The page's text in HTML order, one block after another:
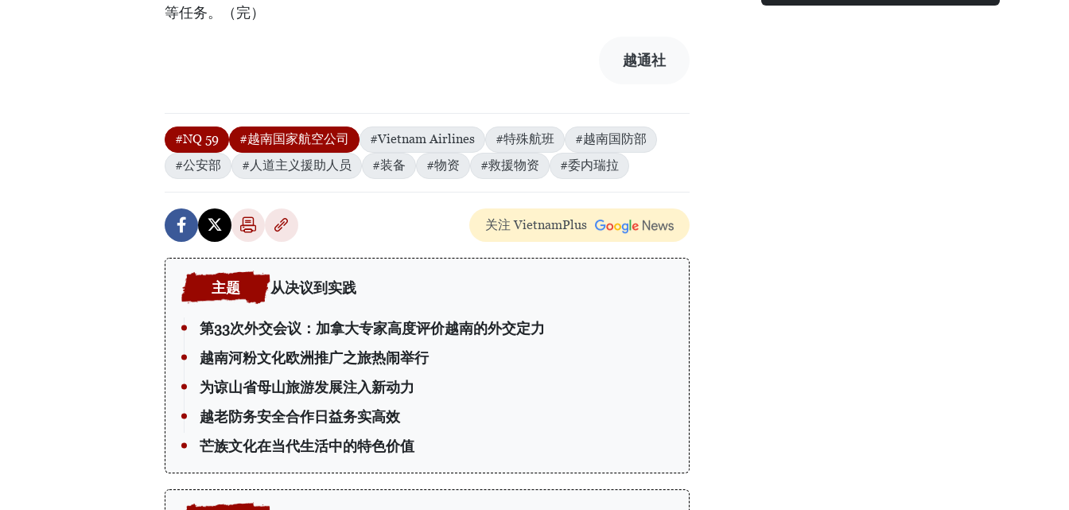
等任务。（完）
越通社
#NQ 59 #越南国家航空公司 #Vietnam Airlines #特殊航班
#越南国防部
#公安部
#人道主义援助人员 #装备 #物资 #救援物资 #委内瑞拉
关注 VietnamPlus
从决议到实践
第33次外交会议：加拿大专家高度评价越南的外交定力
越南河粉文化欧洲推广之旅热闹举行
为谅山省母山旅游发展注入新动力
越老防务安全合作日益务实高效
芒族文化在当代生活中的特色价值